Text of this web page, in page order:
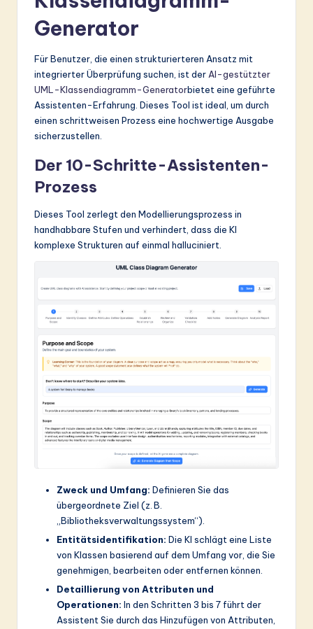
Generator
Für Benutzer, die einen strukturierteren Ansatz mit
integrierter Überprüfung suchen, ist derAI-gestützter
UML-Klassendiagramm-Generatorbietet eine geführte
Assistenten-Erfahrung. Dieses Tool ist ideal, um durch
einen schrittweisen Prozess eine hochwertige Ausgabe
sicherzustellen.
Der 10-Schritte-Assistenten-
Prozess
Dieses Tool zerlegt den Modellierungsprozess in
handhabbare Stufen und verhindert, dass die KI
komplexe Strukturen auf einmal halluciniert.
Zweck und Umfang: Definieren Sie das
übergeordnete Ziel (z. B.
„Bibliotheksverwaltungssystem“).
Entitätsidentifikation: Die KI schlägt eine Liste
von Klassen basierend auf dem Umfang vor, die Sie
genehmigen, bearbeiten oder entfernen können.
Detaillierung von Attributen und
Operationen: In den Schritten 3 bis 7 führt der
Assistent Sie durch das Hinzufügen von Attributen,